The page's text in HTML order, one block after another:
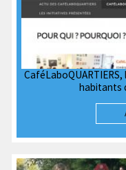
habitants